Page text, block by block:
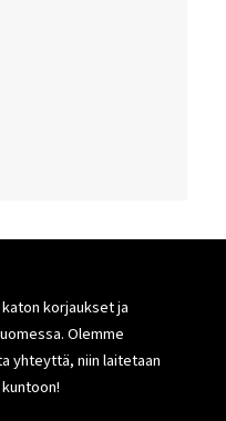
korjaukset ja
Olemme
yhteyttä, niin laitetaan